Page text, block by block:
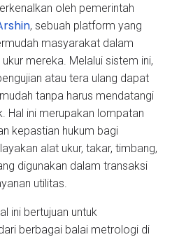
oleh pemerintah
, sebuah platform yang
masyarakat dalam
mereka. Melalui sistem ini,
atau tera ulang dapat
tanpa harus mendatangi
Hal ini merupakan lompatan
kepastian hukum bagi
alat ukur, takar, timbang,
digunakan dalam transaksi
utilitas.
ini bertujuan untuk
berbagai balai metrologi di